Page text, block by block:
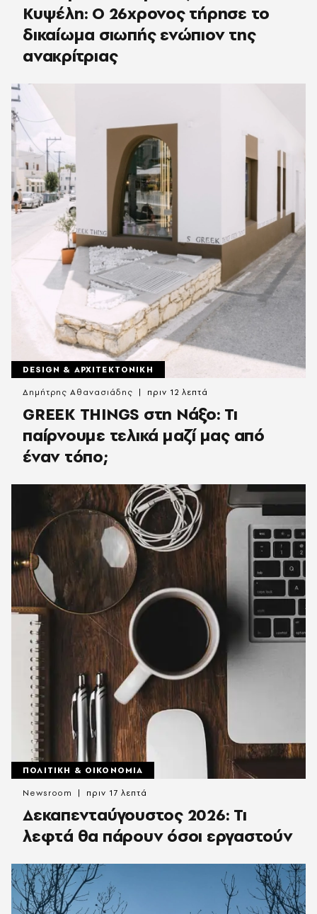
Κυψέλη: Ο 26χρονος τήρησε το
δικαίωμα σιωπής ενώπιον της
ανακρίτριας
DESIGN & ΑΡΧΙΤΕΚΤΟΝΙΚΗ
GREEK THINGS στη Νάξο: Τι
παίρνουμε τελικά μαζί μας από
έναν τόπο;
Δημήτρης Αθανασιάδης πριν 12 λεπτά
ΠΟΛΙΤΙΚΗ & ΟΙΚΟΝΟΜΙΑ
Δεκαπενταύγουστος 2026: Τι
λεφτά θα πάρουν όσοι εργαστούν
Newsroom πριν 17 λεπτά